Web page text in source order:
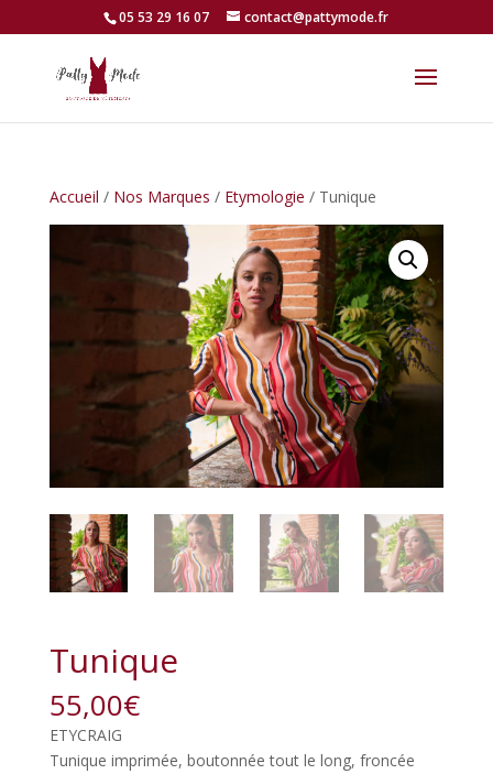
05 53 29 16 07 contact@pattymode.fr
Accueil / Nos Marques / Etymologie / Tunique
Tunique
55,00€
ETYCRAIG
Tunique imprimée, boutonnée tout le long, froncée